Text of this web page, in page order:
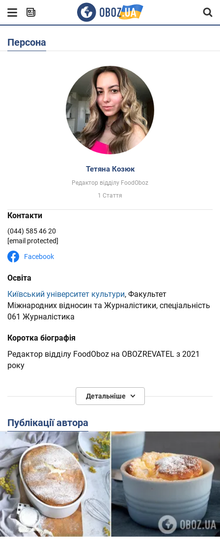
Персона
Тетяна Козюк
Редактор відділу FoodOboz
1 Стаття
Контакти
(044) 585 46 20
[email protected]
Facebook
Освіта
Київський університет культури, Факультет
Міжнародних відносин та Журналістики, спеціальність
061 Журналістика
Коротка біографія
Редактор відділу FoodOboz на OBOZREVATEL з 2021
року
2021 р. журналіст-стажерТРК "Київ"
2021 р. журналіст-стажер
Детальніше
Публікації автора